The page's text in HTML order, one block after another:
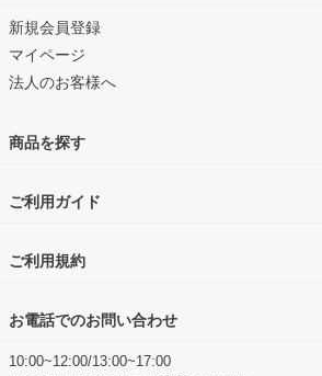
新規会員登録
マイページ
法人のお客様へ
商品を探す
ご利用ガイド
ご利用規約
お電話でのお問い合わせ
10:00~12:00/13:00~17:00